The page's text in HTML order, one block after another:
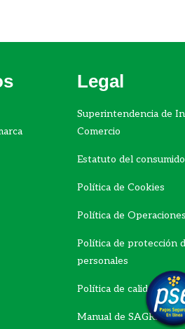
Legal
Superintendencia de
Comercio
Estatuto del
Política de Cookies
Política de Operaciones
Política de protección
personales
Política de calidad
Manual de SAGRILAFT